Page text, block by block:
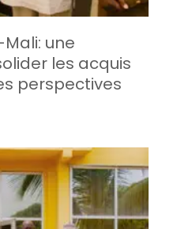
une
les acquis
perspectives